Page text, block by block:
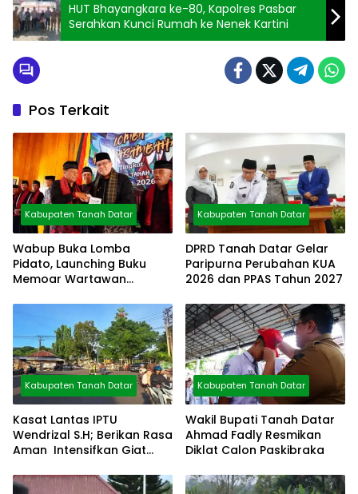
HUT Bhayangkara ke-80, Kapolres Pasbar
Serahkan Kunci Rumah ke Nenek Kartini
Pos Terkait
Kabupaten Tanah Datar
Wabup Buka Lomba
Pidato, Launching Buku
Memoar Wartawan
Kabupaten Tanah Datar
DPRD Tanah Datar Gelar
Paripurna Perubahan KUA
2026 dan PPAS Tahun 2027
Kabupaten Tanah Datar
Kasat Lantas IPTU
Wendrizal S.H; Berikan Rasa
Aman Intensifkan Giat
Kabupaten Tanah Datar
Wakil Bupati Tanah Datar
Ahmad Fadly Resmikan
Diklat Calon Paskibraka